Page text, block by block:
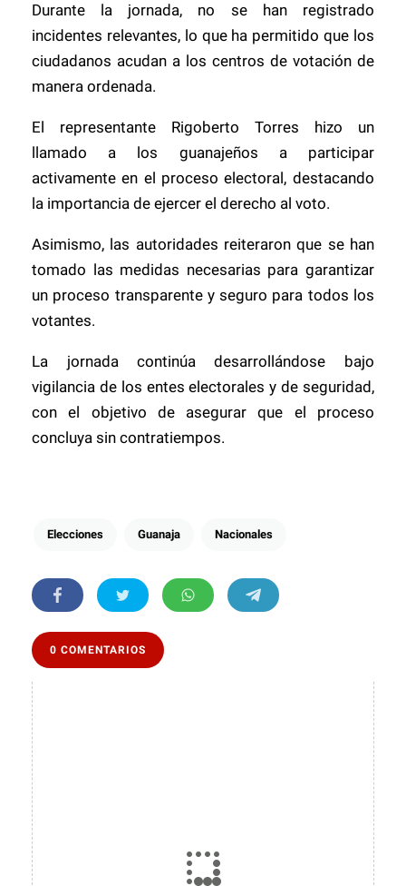
Durante la jornada, no se han registrado
incidentes relevantes, lo que ha permitido que los
ciudadanos acudan a los centros de votación de
manera ordenada.
El representante Rigoberto Torres hizo un
llamado a los guanajeños a participar
activamente en el proceso electoral, destacando
la importancia de ejercer el derecho al voto.
Asimismo, las autoridades reiteraron que se han
tomado las medidas necesarias para garantizar
un proceso transparente y seguro para todos los
votantes.
La jornada continúa desarrollándose bajo
vigilancia de los entes electorales y de seguridad,
con el objetivo de asegurar que el proceso
concluya sin contratiempos.
Elecciones Guanaja Nacionales
0 COMENTARIOS